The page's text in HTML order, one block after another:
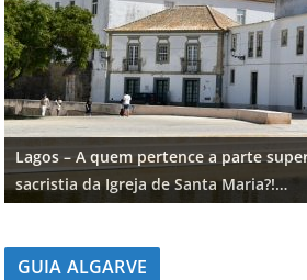
Lagos – A quem pertence a parte
sacristia da Igreja de Santa Maria?!…
GUIA ALGARVE